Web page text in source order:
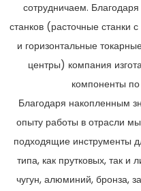
сотрудничаем.
станков (расточные станки
и горизонтальные
центры) компания
компоненты по
Благодаря накопленным
опыту работы в отрасли
подходящие инструменты
типа, как прутковых, так и
чугун, алюминий, бронза,